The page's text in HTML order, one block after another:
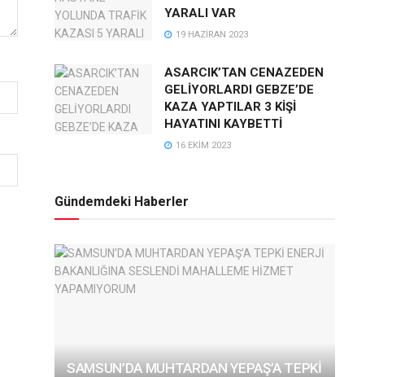
YARALI VAR
19 HAZIRAN 2023
ASARCIK’TAN CENAZEDEN
GELİYORLARDI GEBZE’DE
KAZA YAPTILAR 3 KİŞİ
HAYATINI KAYBETTİ
16 EKIM 2023
Gündemdeki Haberler
SAMSUN’DA MUHTARDAN YEPAŞ’A TEPKİ